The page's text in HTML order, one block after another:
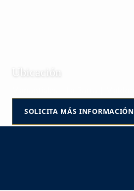
Ubicación
SOLICITA MÁS INFORMACIÓN